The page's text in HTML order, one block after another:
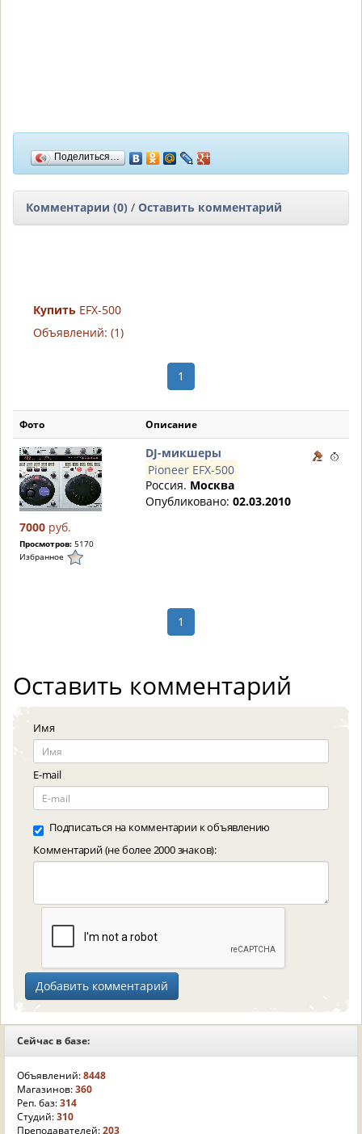
Поделиться…
Комментарии (0) / Оставить комментарий
Купить EFX-500
Объявлений: (1)
1
Фото Описание
7000 руб.
Просмотров: 5170
Избранное
DJ-микшеры
Pioneer EFX-500
Россия. Москва
Опубликовано: 02.03.2010
1
Оставить комментарий
Имя
E-mail
Подписаться на комментарии к объявлению
Комментарий (не более 2000 знаков):
Сейчас в базе:
Объявлений:8448
Магазинов:360
Реп. баз:314
Студий:310
Преподавателей:203